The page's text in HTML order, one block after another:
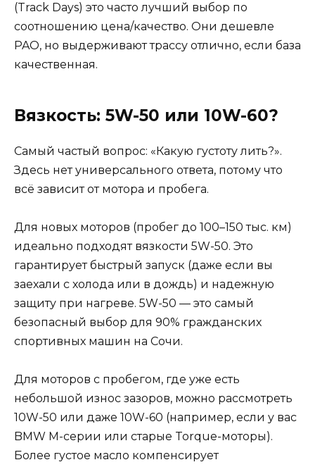
(Track Days) это часто лучший выбор по
соотношению цена/качество. Они дешевле
PAO, но выдерживают трассу отлично, если база
качественная.
Вязкость: 5W-50 или 10W-60?
Самый частый вопрос: «Какую густоту лить?».
Здесь нет универсального ответа, потому что
всё зависит от мотора и пробега.
Для новых моторов (пробег до 100–150 тыс. км)
идеально подходят вязкости 5W-50. Это
гарантирует быстрый запуск (даже если вы
заехали с холода или в дождь) и надежную
защиту при нагреве. 5W-50 — это самый
безопасный выбор для 90% гражданских
спортивных машин на Сочи.
Для моторов с пробегом, где уже есть
небольшой износ зазоров, можно рассмотреть
10W-50 или даже 10W-60 (например, если у вас
BMW M-серии или старые Torque-моторы).
Более густое масло компенсирует